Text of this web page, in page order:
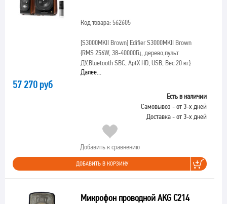
Код товара: 562605
[S3000MKII Brown]Edifier S3000MKII Brown
{RMS 256W, 38-40000Гц, дерево,пульт
ДУ,Bluetooth SBC, AptX HD, USB, Вес:20 кг}
Далее...
57 270 руб
Есть в наличии
Самовывоз - от 3-х дней
Доставка - от 3-х дней
Добавить к сравнению
ДОБАВИТЬ В КОРЗИНУ
Микрофон проводной AKG C214